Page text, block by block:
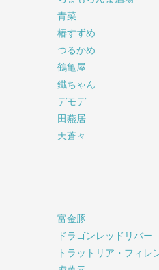
青菜
椿すずめ
つるかめ
鶴亀屋
鐵ちゃん
デモデ
田燕居
天蒼々
富金豚
ドラゴンレッドリバー
トラットリア・フィレ